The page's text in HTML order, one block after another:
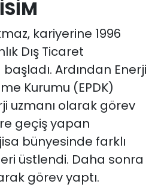
kariyerine 1996
Dış Ticaret
başladı. Ardından Enerji
Kurumu (EPDK)
uzmanı olarak görev
geçiş yapan
bünyesinde farklı
üstlendi. Daha sonra
görev yaptı.